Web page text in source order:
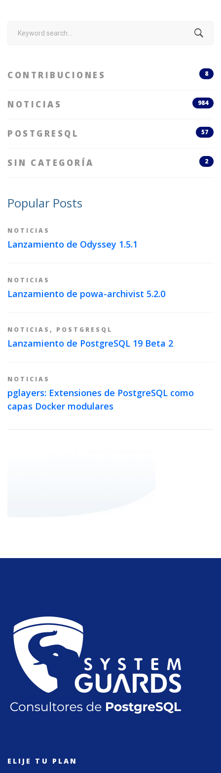
Search
CONTRIBUCIONES 8
NOTICIAS 984
POSTGRESQL 57
SIN CATEGORÍA 2
Popular Posts
NOTICIAS
Lanzamiento de Odyssey 1.5.1
NOTICIAS
Lanzamiento de powa-archivist 5.2.0
NOTICIAS , POSTGRESQL
Lanzamiento de PostgreSQL 19 Beta 2
NOTICIAS
pglayers: Extensiones de PostgreSQL como
capas Docker modulares
ELIJE TU PLAN